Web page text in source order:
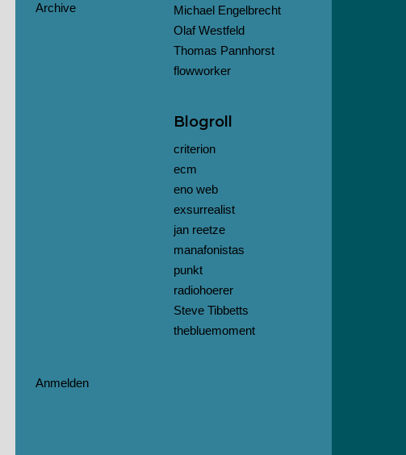
Archive
Michael Engelbrecht
Olaf Westfeld
Thomas Pannhorst
flowworker
Blogroll
criterion
ecm
eno web
exsurrealist
jan reetze
manafonistas
punkt
radiohoerer
Steve Tibbetts
thebluemoment
Anmelden